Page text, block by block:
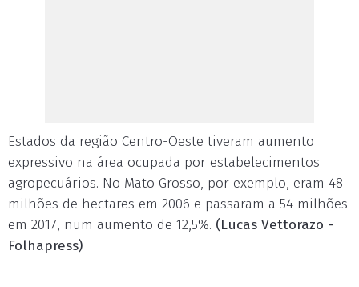
Estados da região Centro-Oeste tiveram aumento
expressivo na área ocupada por estabelecimentos
agropecuários. No Mato Grosso, por exemplo, eram 48
milhões de hectares em 2006 e passaram a 54 milhões
em 2017, num aumento de 12,5%. (Lucas Vettorazo -
Folhapress)